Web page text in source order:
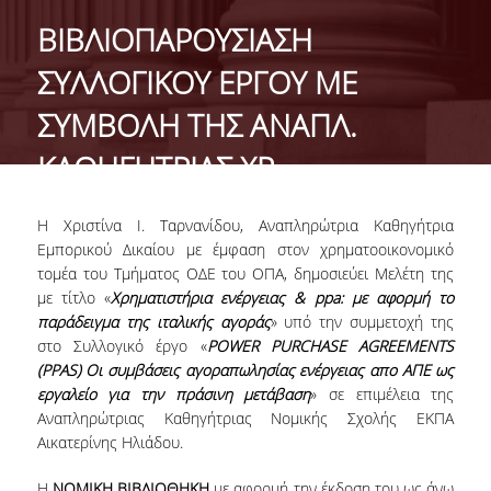
STUDENT ACADEMIC ADVISOR
CONTACT
ΒΙΒΛΙΟΠΑΡΟΥΣΙΑΣΗ
ΣΥΛΛΟΓΙΚΟΥ ΕΡΓΟΥ ΜΕ
ΣΥΜΒΟΛΗ ΤΗΣ ΑΝΑΠΛ.
ΚΑΘΗΓΗΤΡΙΑΣ ΧΡ.
ΤΑΡΝΑΝΙΔΟΥ
Η Χριστίνα Ι. Ταρνανίδου, Αναπληρώτρια Καθηγήτρια
Εμπορικού Δικαίου με έμφαση στον χρηματοοικονομικό
τομέα του Τμήματος ΟΔΕ του ΟΠΑ, δημοσιεύει Μελέτη της
με τίτλο «Χρηματιστήρια ενέργειας & ppa: με αφορμή το
παράδειγμα της ιταλικής αγοράς» υπό την συμμετοχή της
στο Συλλογικό έργο «POWER PURCHASE AGREEMENTS
(PPAS) Οι συμβάσεις αγοραπωλησίας ενέργειας απο ΑΠΕ ως
εργαλείο για την πράσινη μετάβαση» σε επιµέλεια της
Αναπληρώτριας Καθηγήτριας Νοµικής Σχολής ΕΚΠΑ
Αικατερίνης Ηλιάδου.